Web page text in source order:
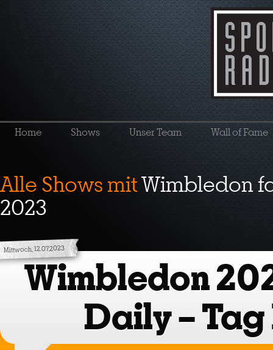
Home Shows Unser Team Wall of Fame
Alle Shows mitWimbledon
2023
Mittwoch, 12.07.2023
Wimbledon
Daily – Tag